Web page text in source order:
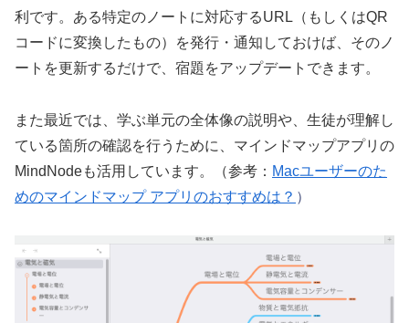
利です。ある特定のノートに対応するURL（もしくはQR
コードに変換したもの）を発行・通知しておけば、そのノ
ートを更新するだけで、宿題をアップデートできます。
また最近では、学ぶ単元の全体像の説明や、生徒が理解し
ている箇所の確認を行うために、マインドマップアプリの
MindNodeも活用しています。（参考： Macユーザーのた
めのマインドマップ アプリのおすすめは？ ）